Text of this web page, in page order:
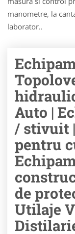
manometre, la
laborator..
Auto |
/ stivuit
pentru
de
Utilaje